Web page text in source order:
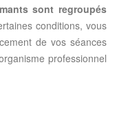
sont regroupés
conditions, vous
de vos séances
professionnel